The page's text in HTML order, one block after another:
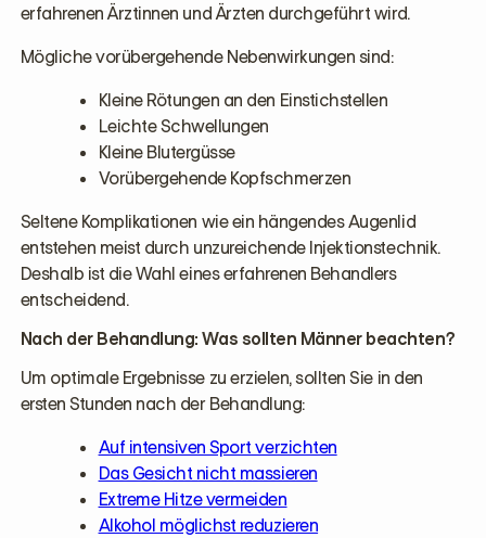
erfahrenen Ärztinnen und Ärzten durchgeführt wird.
Mögliche vorübergehende Nebenwirkungen sind:
Kleine Rötungen an den Einstichstellen
Leichte Schwellungen
Kleine Blutergüsse
Vorübergehende Kopfschmerzen
Seltene Komplikationen wie ein hängendes Augenlid
entstehen meist durch unzureichende Injektionstechnik.
Deshalb ist die Wahl eines erfahrenen Behandlers
entscheidend.
Nach der Behandlung: Was sollten Männer beachten?
Um optimale Ergebnisse zu erzielen, sollten Sie in den
ersten Stunden nach der Behandlung:
Auf intensiven Sport verzichten
Das Gesicht nicht massieren
Extreme Hitze vermeiden
Alkohol möglichst reduzieren